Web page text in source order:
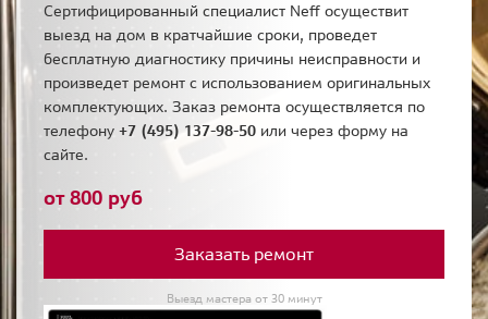
Сертифицированный специалист Neff осуществит
выезд на дом в кратчайшие сроки, проведет
бесплатную диагностику причины неисправности и
произведет ремонт с использованием оригинальных
комплектующих. Заказ ремонта осуществляется по
телефону +7 (495) 137-98-50 или через форму на
сайте.
от 800 руб
Заказать ремонт
Выезд мастера от 30 минут